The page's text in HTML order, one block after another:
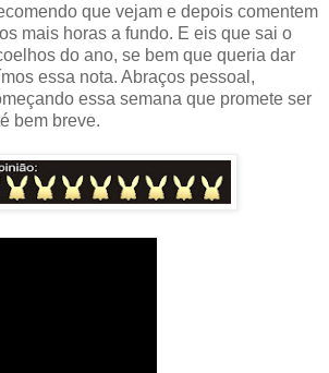
que vejam e depois comentem
mais horas a fundo. E eis que sai o
do ano, se bem que queria dar
essa nota. Abraços pessoal,
essa semana que promete ser
bem breve.